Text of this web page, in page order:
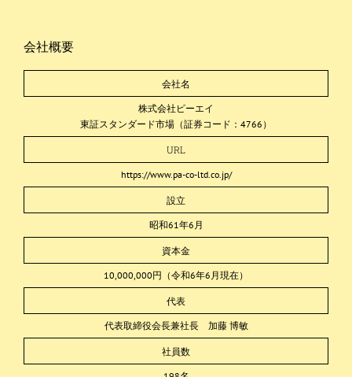
会社概要
会社名
株式会社ピーエイ
東証スタンダード市場（証券コード：4766）
URL
https://www.pa-co-ltd.co.jp/
設立
昭和61年6月
資本金
10,000,000円（令和6年6月現在）
代表
代表取締役会長兼社長 加藤 博敏
社員数